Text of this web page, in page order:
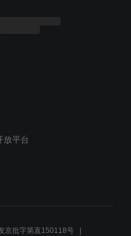
放平台
京批字第直150118号